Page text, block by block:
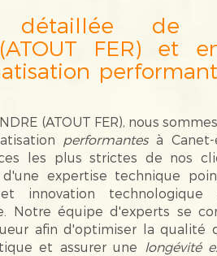
détaillée de
FER) et
(ATOUT FER), nous
performantesà Canet-
les plus strictes de nos
expertise technique
et innovation
Notre équipe d'experts se
afin d'optimiser la qualité
et assurer une
longévité